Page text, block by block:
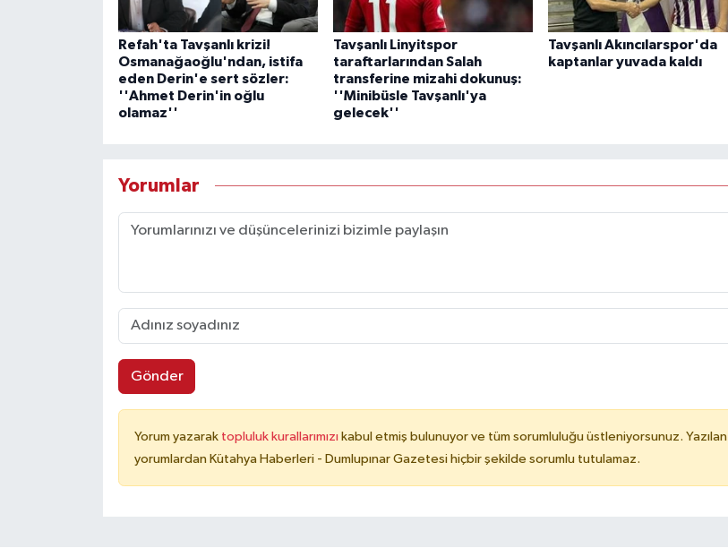
Refah'ta Tavşanlı krizi!
Osmanağaoğlu'ndan, istifa
eden Derin'e sert sözler:
''Ahmet Derin'in oğlu
olamaz''
Tavşanlı Linyitspor
taraftarlarından Salah
transferine mizahi dokunuş:
''Minibüsle Tavşanlı'ya
gelecek''
Tavşanlı Akıncılarspor'da
kaptanlar yuvada kaldı
Yorumlar
Gönder
Yorum yazarak topluluk kurallarımızı kabul etmiş bulunuyor ve tüm sorumluluğu üstleniyorsunuz. Yazılan
yorumlardan Kütahya Haberleri - Dumlupınar Gazetesi hiçbir şekilde sorumlu tutulamaz.